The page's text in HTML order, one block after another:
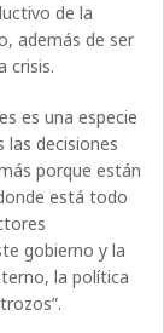
de la
además de ser
crisis.
es una especie
las decisiones
porque están
está todo
gobierno y la
la política